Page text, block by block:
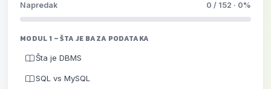
Napredak 0 / 152 · 0%
MODUL 1 – ŠTA JE BAZA PODATAKA
Šta je DBMS
SQL vs MySQL